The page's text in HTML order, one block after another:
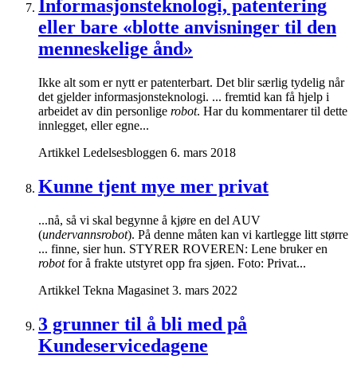
Informasjonsteknologi, patentering
eller bare «blotte anvisninger til den
menneskelige ånd»
Ikke alt som er nytt er patenterbart. Det blir særlig tydelig når
det gjelder informasjonsteknologi. ... fremtid kan få hjelp i
arbeidet av din personlige robot. Har du kommentarer til dette
innlegget, eller egne...
Artikkel Ledelsesbloggen 6. mars 2018
Kunne tjent mye mer privat
...nå, så vi skal begynne å kjøre en del AUV
(undervannsrobot). På denne måten kan vi kartlegge litt større
... finne, sier hun. STYRER ROVEREN: Lene bruker en
robotfor å frakte utstyret opp fra sjøen. Foto: Privat...
Artikkel Tekna Magasinet 3. mars 2022
3 grunner til å bli med på
Kundeservicedagene